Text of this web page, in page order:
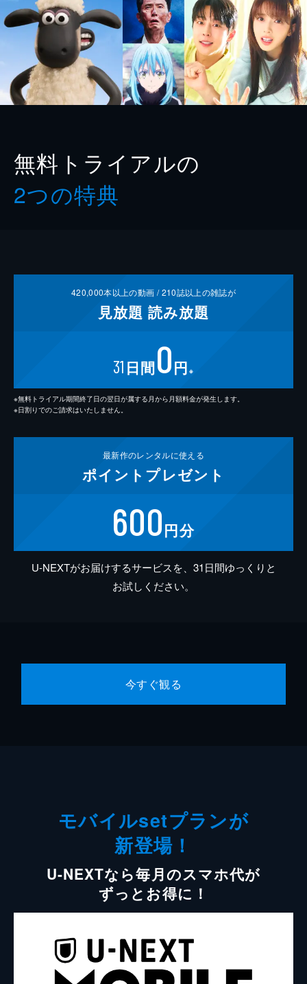
無料トライアルの
2つの特典
420,000本以上の動画 /210誌以上の雑誌が
見放題 読み放題
31 日間0円 ※
※無料トライアル期間終了日の翌日が属する月から月額料金が発生します。
※日割りでのご請求はいたしません。
最新作のレンタルに使える
ポイント プレゼント
600円分
U-NEXTがお届けするサービスを、31日間ゆっくりと
お試しください。
今すぐ観る
モバイルsetプランが
新登場！
U-NEXTなら毎月のスマホ代が
ずっとお得に！